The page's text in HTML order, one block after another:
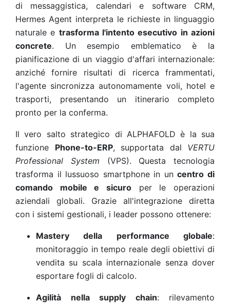
di messaggistica, calendari e software CRM,
Hermes Agent interpreta le richieste in linguaggio
naturale e trasforma l'intento esecutivo in azioni
concrete. Un esempio emblematico è la
pianificazione di un viaggio d'affari internazionale:
anziché fornire risultati di ricerca frammentati,
l'agente sincronizza autonomamente voli, hotel e
trasporti, presentando un itinerario completo
pronto per la conferma.
Il vero salto strategico di ALPHAFOLD è la sua
funzione Phone-to-ERP, supportata dal VERTU
Professional System (VPS). Questa tecnologia
trasforma il lussuoso smartphone in uncentro di
comando mobile e sicuro per le operazioni
aziendali globali. Grazie all'integrazione diretta
con i sistemi gestionali, i leader possono ottenere:
Mastery della performance globale:
monitoraggio in tempo reale degli obiettivi di
vendita su scala internazionale senza dover
esportare fogli di calcolo.
Agilità nella supply chain: rilevamento